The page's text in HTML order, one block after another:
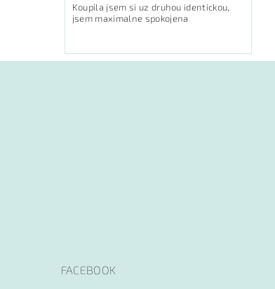
Koupila jsem si uz druhou identickou,
jsem maximalne spokojena
FACEBOOK